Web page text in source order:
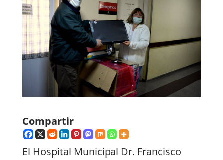
Compartir
El Hospital Municipal Dr. Francisco